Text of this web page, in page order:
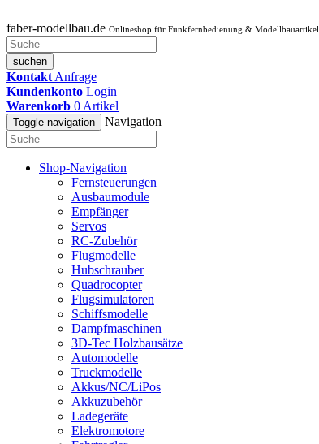
faber-modellbau.de Onlineshop für Funkfernbedienung & Modellbauartikel
suchen
Kontakt Anfrage
Kundenkonto Login
Warenkorb 0 Artikel
Toggle navigation Navigation
Shop-Navigation
Fernsteuerungen
Ausbaumodule
Empfänger
Servos
RC-Zubehör
Flugmodelle
Hubschrauber
Quadrocopter
Flugsimulatoren
Schiffsmodelle
Dampfmaschinen
3D-Tec Holzbausätze
Automodelle
Truckmodelle
Akkus/NC/LiPos
Akkuzubehör
Ladegeräte
Elektromotore